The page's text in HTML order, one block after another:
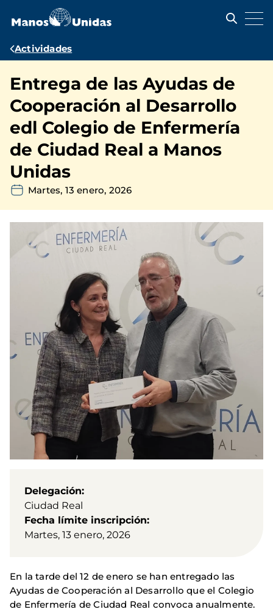
contenido
Ruta
navegación
Actividades
Entrega de las Ayudas de
Cooperación al Desarrollo
edl Colegio de Enfermería
de Ciudad Real a Manos
Unidas
Martes, 13 enero, 2026
Delegación
Ciudad Real
Fecha límite inscripción
Martes, 13 enero, 2026
En la tarde del 12 de enero se han entregado las
Ayudas de Cooperación al Desarrollo que el Colegio
de Enfermería de Ciudad Real convoca anualmente.